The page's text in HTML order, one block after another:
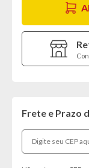
Frete e Prazo